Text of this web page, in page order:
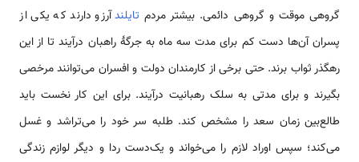
گروهی موقت و گروهی دائمی. بیشتر مردم تایلندآرزو دارند که یکی از
پسران آن‌ها دست کم برای مدت سه ماه به جرگهٔ راهبان درآیند تا از این
رهگذر ثواب برند. حتی برخی از کارمندان دولت و افسران می‌توانند مرخصی
بگیرند و برای مدتی به سلک رهبانیت درآیند. برای این کار نخست باید
طالع‌بین زمان سعد را مشخص کند. طلبه سر خود را می‌تراشد و غسل
می‌کند؛ سپس اوراد لازم را می‌خواند و یک‌دست ردا و دیگر لوازم زندگی